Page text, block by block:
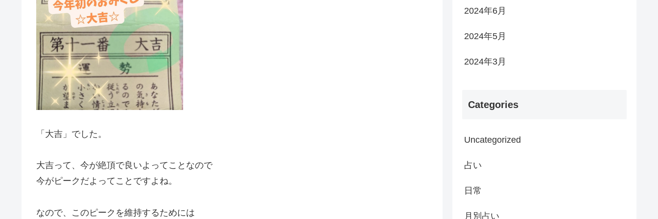
「大吉」でした。
大吉って、今が絶頂で良いよってことなので
今がピークだよってことですよね。
なので、このピークを維持するためには
2024年6月
2024年5月
2024年3月
Categories
Uncategorized
占い
日常
月別占い